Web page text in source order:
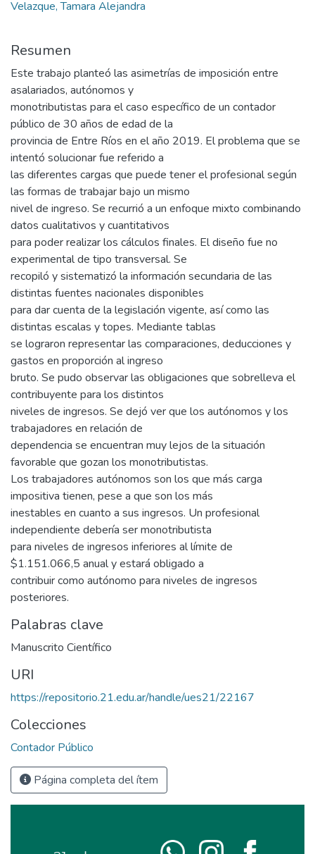
Velazque, Tamara Alejandra
Resumen
Este trabajo planteó las asimetrías de imposición entre
asalariados, autónomos y
monotributistas para el caso específico de un contador
público de 30 años de edad de la
provincia de Entre Ríos en el año 2019. El problema que se
intentó solucionar fue referido a
las diferentes cargas que puede tener el profesional según
las formas de trabajar bajo un mismo
nivel de ingreso. Se recurrió a un enfoque mixto combinando
datos cualitativos y cuantitativos
para poder realizar los cálculos finales. El diseño fue no
experimental de tipo transversal. Se
recopiló y sistematizó la información secundaria de las
distintas fuentes nacionales disponibles
para dar cuenta de la legislación vigente, así como las
distintas escalas y topes. Mediante tablas
se lograron representar las comparaciones, deducciones y
gastos en proporción al ingreso
bruto. Se pudo observar las obligaciones que sobrelleva el
contribuyente para los distintos
niveles de ingresos. Se dejó ver que los autónomos y los
trabajadores en relación de
dependencia se encuentran muy lejos de la situación
favorable que gozan los monotributistas.
Los trabajadores autónomos son los que más carga
impositiva tienen, pese a que son los más
inestables en cuanto a sus ingresos. Un profesional
independiente debería ser monotributista
para niveles de ingresos inferiores al límite de
$1.151.066,5 anual y estará obligado a
contribuir como autónomo para niveles de ingresos
posteriores.
Palabras clave
Manuscrito Científico
URI
https://repositorio.21.edu.ar/handle/ues21/22167
Colecciones
Contador Público
Página completa del ítem